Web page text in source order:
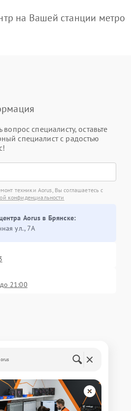
на Вашей станции метро
вопрос специалисту, оставьте
специалист с радостью
техники Aorus, Вы соглашаетесь с
конфиденциальности
Aorus в Брянске:
ул., 7А
21:00